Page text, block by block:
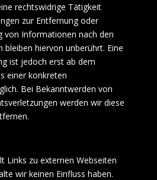
rechtswidrige Tätigkeit
zur Entfernung oder
von Informationen nach den
bleiben hiervon unberührt. Eine
ist jedoch erst ab dem
einer konkreten
Bei Bekanntwerden von
werden wir diese
Links zu externen Webseiten
wir keinen Einfluss haben.